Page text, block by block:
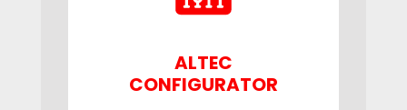
ALTEC
CONFIGURATOR